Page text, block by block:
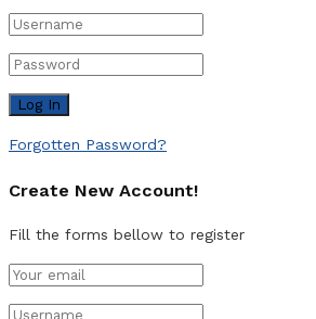
Forgotten Password?
Create New Account!
Fill the forms bellow to register